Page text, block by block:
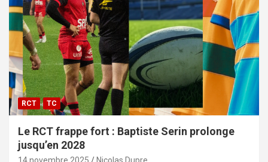
RCT TC
Le RCT frappe fort : Baptiste Serin prolonge
jusqu’en 2028
14 novembre 2025 Nicolas Dupre